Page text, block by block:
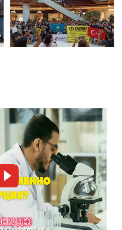
АНГЛИЙСКОГО
КОМПЬЮТЕРНЫХ И
ТЕХНОЛОГИЙ
МАТЕМАТИКИ В
ФРАНЦУЗСКОГО
ФИЛЬМЫ (АНИМАЦИЯ)
И РЕКЛАМА (70%
НА АНГЛИЙСКОМ )
ОБУЧЕНИЯ
ОБРАЗОВАНИЯ
ИСКУССТВО